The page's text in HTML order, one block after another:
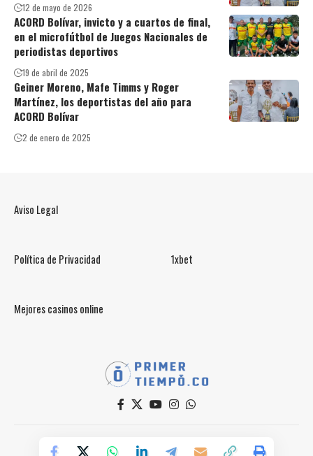
12 de mayo de 2026
ACORD Bolívar, invicto y a cuartos de final,
en el microfútbol de Juegos Nacionales de
periodistas deportivos
19 de abril de 2025
Geiner Moreno, Mafe Timms y Roger
Martínez, los deportistas del año para
ACORD Bolívar
2 de enero de 2025
Aviso Legal
Política de Privacidad 1xbet
Mejores casinos online